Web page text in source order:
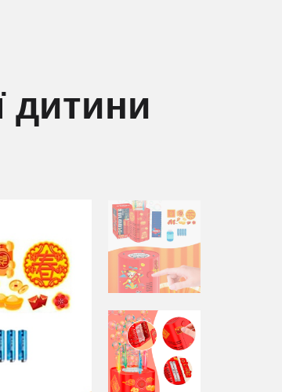
дитини